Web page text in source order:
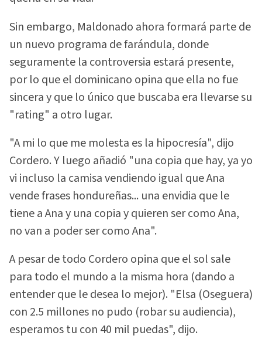
Sin embargo, Maldonado ahora formará parte de
un nuevo programa de farándula, donde
seguramente la controversia estará presente,
por lo que el dominicano opina que ella no fue
sincera y que lo único que buscaba era llevarse su
"rating" a otro lugar.
"A mi lo que me molesta es la hipocresía", dijo
Cordero. Y luego añadió "una copia que hay, ya yo
vi incluso la camisa vendiendo igual que Ana
vende frases hondureñas... una envidia que le
tiene a Ana y una copia y quieren ser como Ana,
no van a poder ser como Ana".
A pesar de todo Cordero opina que el sol sale
para todo el mundo a la misma hora (dando a
entender que le desea lo mejor). "Elsa (Oseguera)
con 2.5 millones no pudo (robar su audiencia),
esperamos tu con 40 mil puedas", dijo.